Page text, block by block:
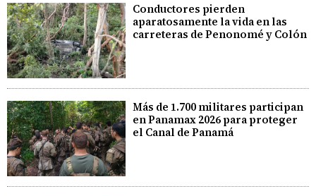
Conductores pierden
aparatosamente la vida en las
carreteras de Penonomé y Colón
Más de 1.700 militares participan
en Panamax 2026 para proteger
el Canal de Panamá